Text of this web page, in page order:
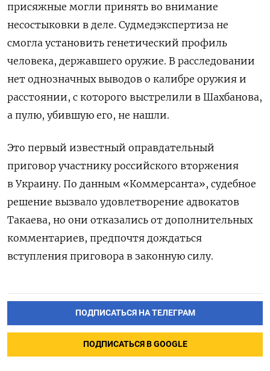
присяжные могли принять во внимание
несостыковки в деле. Судмедэкспертиза не
смогла установить генетический профиль
человека, державшего оружие. В расследовании
нет однозначных выводов о калибре оружия и
расстоянии, с которого выстрелили в Шахбанова,
а пулю, убившую его, не нашли.
Это первый известный оправдательный
приговор участнику российского вторжения
в Украину. По данным «Коммерсанта», судебное
решение вызвало удовлетворение адвокатов
Такаева, но они отказались от дополнительных
комментариев, предпочтя дождаться
вступления приговора в законную силу.
ПОДПИСАТЬСЯ НА ТЕЛЕГРАМ
ПОДПИСАТЬСЯ В GOOGLE